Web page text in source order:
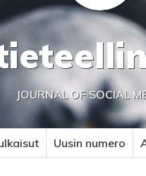
JOURNAL OF SOCIAL
Uusin numero